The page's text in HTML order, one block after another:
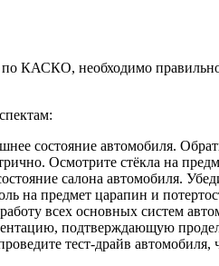
КАСКО, необходимо
состояние автомобиля.
Осмотрите стёкла на
салона автомобиля.
на предмет царапин и
всех основных систем
подтверждающую
тест-драйв